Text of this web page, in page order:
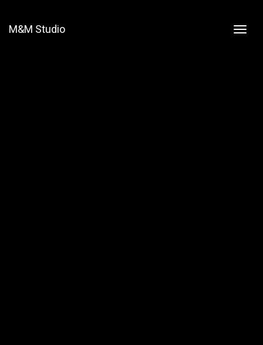
M&M Studio